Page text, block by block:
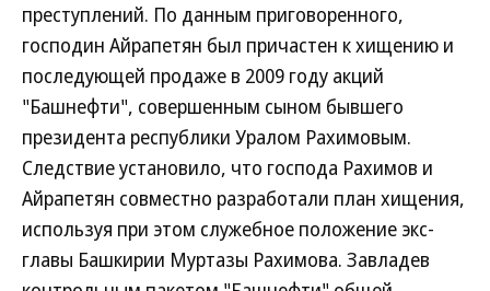
преступлений. По данным приговоренного,
господин Айрапетян был причастен к хищению и
последующей продаже в 2009 году акций
"Башнефти", совершенным сыном бывшего
президента республики Уралом Рахимовым.
Следствие установило, что господа Рахимов и
Айрапетян совместно разработали план хищения,
используя при этом служебное положение экс-
главы Башкирии Муртазы Рахимова. Завладев